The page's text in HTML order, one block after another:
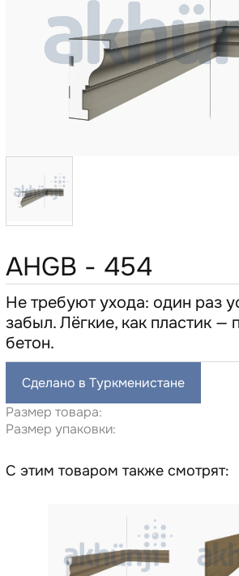
AHGB - 454
Не требуют ухода: один раз
забыл. Лёгкие, как пластик —
бетон.
Сделано в Туркменистане
Размер товара:
Размер упаковки:
С этим товаром также смотрят: